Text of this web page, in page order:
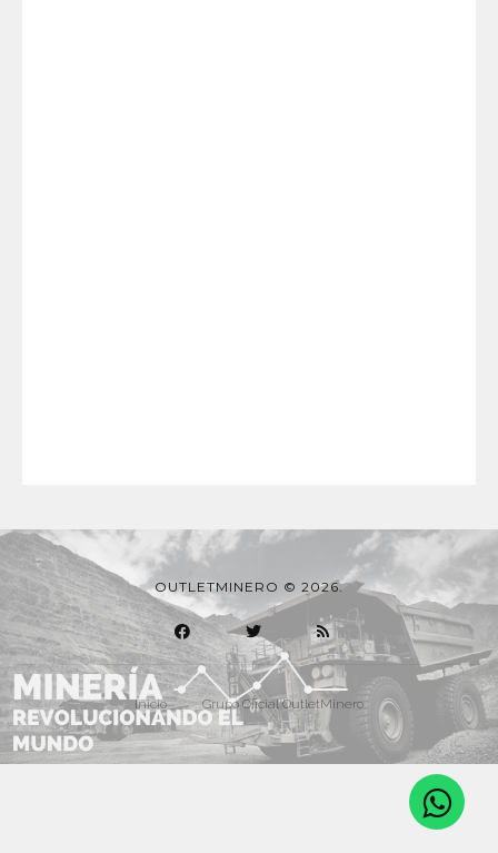
OUTLETMINERO © 2026.
Inicio Grupo Oficial OutletMinero